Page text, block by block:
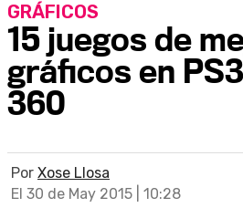
15 juegos de
gráficos en
360
GRÁFICOS
Por Xose Llosa
El 30 de May 2015 | 10:28